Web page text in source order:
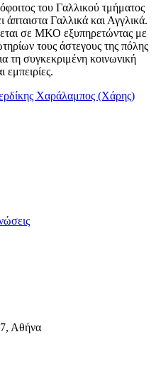
του Γαλλικού τμήματος
Γαλλικά και Αγγλικά.
σε ΜΚΟ εξυπηρετώντας με
τους άστεγους της πόλης
τη συγκεκριμένη κοινωνική
Χαράλαμπος (Χάρης)
Αθήνα